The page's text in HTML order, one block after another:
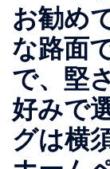
お勧め
な路面
で、堅
好みで
グは横